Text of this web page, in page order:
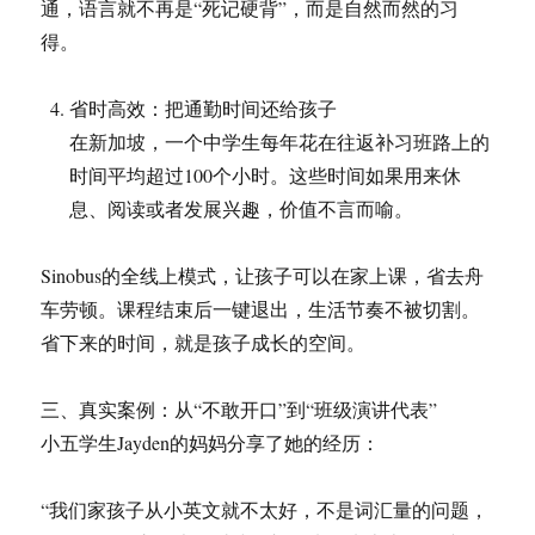
通，语言就不再是“死记硬背”，而是自然而然的习
得。
省时高效：把通勤时间还给孩子
在新加坡，一个中学生每年花在往返补习班路上的
时间平均超过100个小时。这些时间如果用来休
息、阅读或者发展兴趣，价值不言而喻。
Sinobus的全线上模式，让孩子可以在家上课，省去舟
车劳顿。课程结束后一键退出，生活节奏不被切割。
省下来的时间，就是孩子成长的空间。
三、真实案例：从“不敢开口”到“班级演讲代表”
小五学生Jayden的妈妈分享了她的经历：
“我们家孩子从小英文就不太好，不是词汇量的问题，